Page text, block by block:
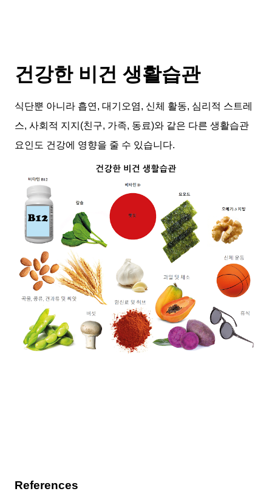
건강한 비건 생활습관
식단뿐 아니라 흡연, 대기오염, 신체 활동, 심리적 스트레
스, 사회적 지지(친구, 가족, 동료)와 같은 다른 생활습관
요인도 건강에 영향을 줄 수 있습니다.
References